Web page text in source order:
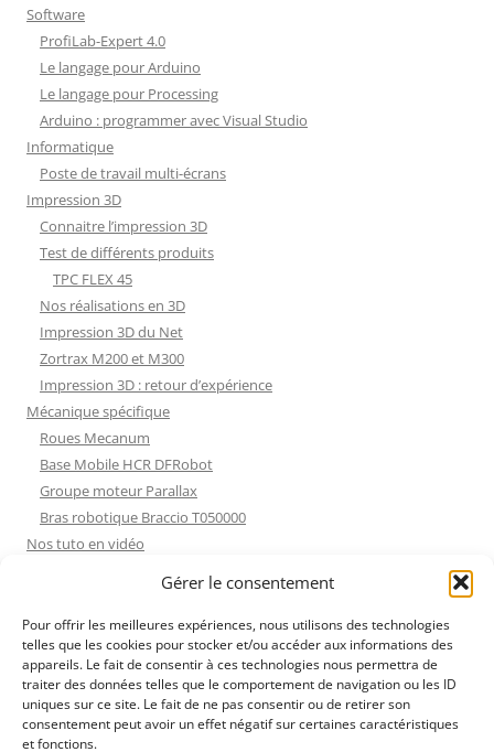
Gérer le consentement
Pour offrir les meilleures expériences, nous utilisons des technologies
telles que les cookies pour stocker et/ou accéder aux informations des
appareils. Le fait de consentir à ces technologies nous permettra de
traiter des données telles que le comportement de navigation ou les ID
uniques sur ce site. Le fait de ne pas consentir ou de retirer son
consentement peut avoir un effet négatif sur certaines caractéristiques
et fonctions.
Software
ProfiLab-Expert 4.0
Le langage pour Arduino
Le langage pour Processing
Arduino : programmer avec Visual Studio
Informatique
Poste de travail multi-écrans
Impression 3D
Connaitre l’impression 3D
Test de différents produits
TPC FLEX 45
Nos réalisations en 3D
Impression 3D du Net
Zortrax M200 et M300
Impression 3D : retour d’expérience
Mécanique spécifique
Roues Mecanum
Base Mobile HCR DFRobot
Groupe moteur Parallax
Bras robotique Braccio T050000
Nos tuto en vidéo
Les Moteurs Pas à Pas
Projets Processing
Amélioration de l’habitat
Tir sportif
Fichiers dessin